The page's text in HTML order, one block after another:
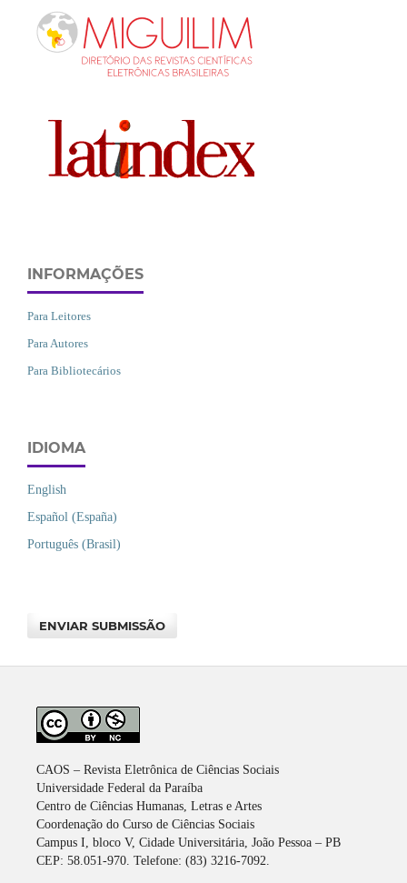
INFORMAÇÕES
Para Leitores
Para Autores
Para Bibliotecários
IDIOMA
English
Español (España)
Português (Brasil)
ENVIAR SUBMISSÃO
CAOS – Revista Eletrônica de Ciências Sociais
Universidade Federal da Paraíba
Centro de Ciências Humanas, Letras e Artes
Coordenação do Curso de Ciências Sociais
Campus I, bloco V, Cidade Universitária, João Pessoa – PB
CEP: 58.051-970. Telefone: (83) 3216-7092.